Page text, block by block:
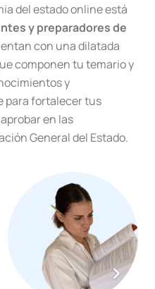
del estado online está
y preparadores de
con una dilatada
componen tu temario y
y
para fortalecer tus
en las
General del Estado.